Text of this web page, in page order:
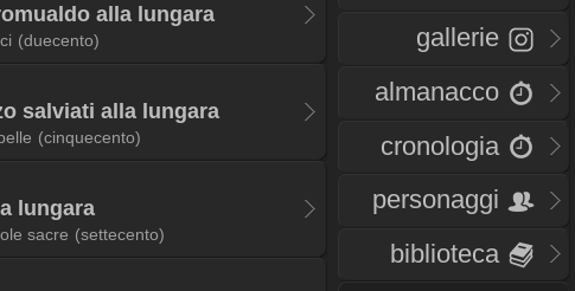
gallerie
almanacco
cronologia
personaggi
biblioteca
alla lungara
(duecento)
salviati alla lungara
(cinquecento)
lungara
sacre (settecento)